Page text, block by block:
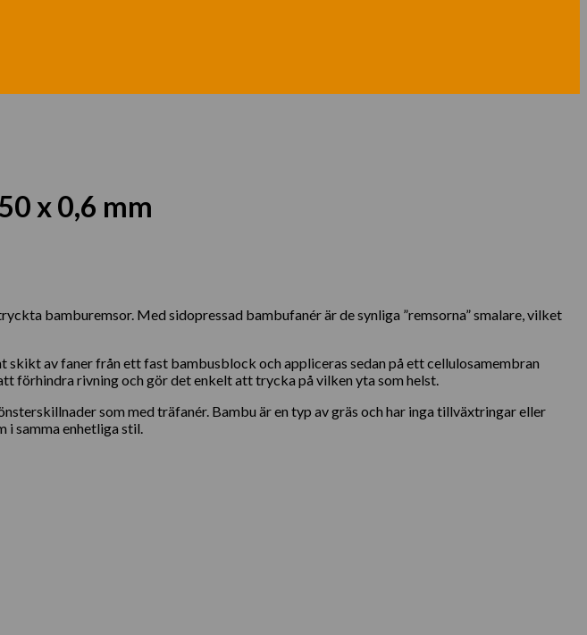
x 0,6 mm
bamburemsor. Med sidopressad bambufanér är de synliga ”remsorna” smalare, vilket
skikt av faner från ett fast bambusblock och appliceras sedan på ett cellulosamembran
förhindra rivning och gör det enkelt att trycka på vilken yta som helst.
som med träfanér. Bambu är en typ av gräs och har inga tillväxtringar eller
i samma enhetliga stil.